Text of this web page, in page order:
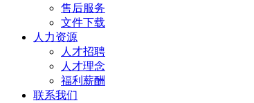
售后服务
文件下载
人力资源
人才招聘
人才理念
福利薪酬
联系我们